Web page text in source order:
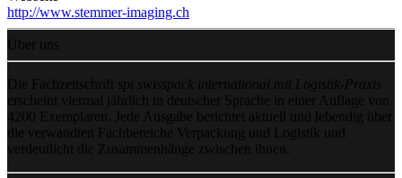
http://www.stemmer-imaging.ch
Über uns
Die Fachzeitschrift
spi swisspack international mit Logistik-Praxis
erscheint viermal jährlich in deutscher Sprache in einer Auflage von
4200 Exemplaren. Jede Ausgabe berichtet aktuell und lebendig über
die verwandten Fachbereiche Verpackung und Logistik und
verdeutlicht die Zusammenhänge zwischen ihnen.